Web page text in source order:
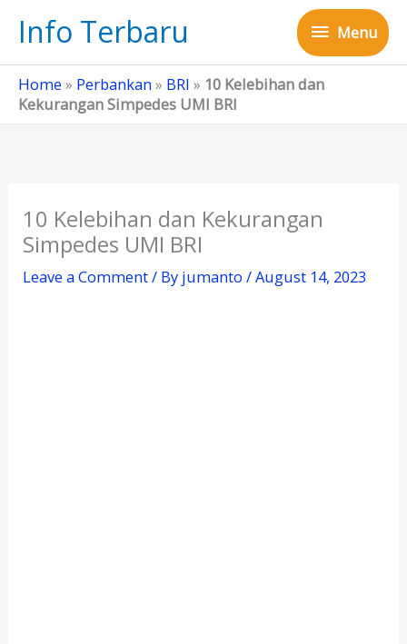
Info Terbaru Menu
Menu
Home » Perbankan» BRI » 10 Kelebihan dan
Kekurangan Simpedes UMI BRI
10 Kelebihan dan Kekurangan
Simpedes UMI BRI
Leave a Comment/ By jumanto/August 14, 2023